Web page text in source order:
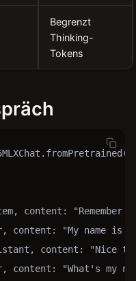
Begrenzt
Thinking-
Tokens
content: "Remember
content: "My name is
content: "Nice
content: "What's my